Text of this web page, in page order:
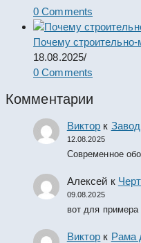
0 Comments
Почему
18.08.2025/
0 Comments
Комментарии
Виктор к
12.08.2025
Современное
Алексей к
09.08.2025
вот для
Виктор к Рама